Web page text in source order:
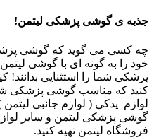
جذبه ی گوشی پزشکی لیتمن!
چه کسی می گوید که گوشی
خود را به گونه ای با گوشی
پزشکی شما را استثنایی
کنید که مناسب گوشی پزشکی
لوازم یدکی ( لوازم جانبی
گوشی پزشکی لیتمن و سایر لوازم
فروشگاه لیتمن تهیه کنید.